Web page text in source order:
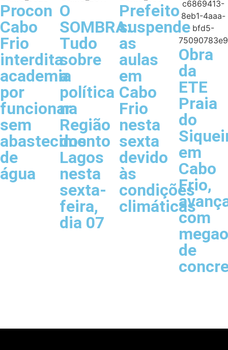
Procon
Cabo
Frio
interdita
academia
por
funcionar
sem
abastecimento
de
água
O
SOMBRA:
Tudo
sobre
a
política
na
Região
dos
Lagos
nesta
sexta-
feira,
dia 07
Prefeito
suspende
as
aulas
em
Cabo
Frio
nesta
sexta
devido
às
condições
climáticas
Obra
da
ETE
Praia
do
em
Cabo
Frio,
com
de